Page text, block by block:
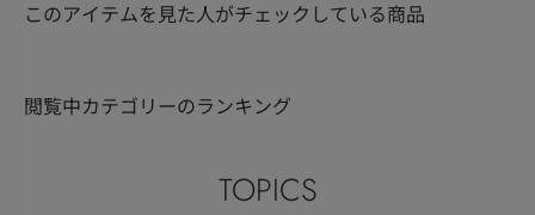
このアイテムを見た人がチェックしている商品
閲覧中カテゴリーのランキング
TOPICS